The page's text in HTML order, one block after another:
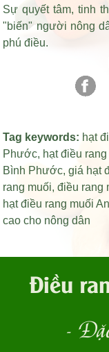
Sự quyết tâm, tinh
"biến" người nông
phú điều.
Tag keywords: hạt
Phước, hạt điều
Bình Phước,giá hạt
rang muối,điều rang
hạt điều rang muối
cao cho nông dân
Điều
-